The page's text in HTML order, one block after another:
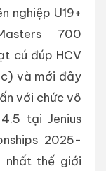
nghiệp U19+
700
cú đúp HCV
và mới đây
với chức vô
tại Jenius
2025-
nhất thế giới